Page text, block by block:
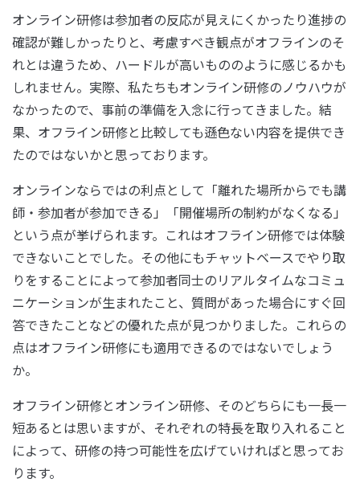
オンライン研修は参加者の反応が見えにくかったり進捗の
確認が難しかったりと、考慮すべき観点がオフラインのそ
れとは違うため、ハードルが高いもののように感じるかも
しれません。実際、私たちもオンライン研修のノウハウが
なかったので、事前の準備を入念に行ってきました。結
果、オフライン研修と比較しても遜色ない内容を提供でき
たのではないかと思っております。
オンラインならではの利点として「離れた場所からでも講
師・参加者が参加できる」「開催場所の制約がなくなる」
という点が挙げられます。これはオフライン研修では体験
できないことでした。その他にもチャットベースでやり取
りをすることによって参加者同士のリアルタイムなコミュ
ニケーションが生まれたこと、質問があった場合にすぐ回
答できたことなどの優れた点が見つかりました。これらの
点はオフライン研修にも適用できるのではないでしょう
か。
オフライン研修とオンライン研修、そのどちらにも一長一
短あるとは思いますが、それぞれの特長を取り入れること
によって、研修の持つ可能性を広げていければと思ってお
ります。